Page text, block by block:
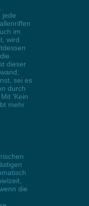
jede
im
wird
dieser
sei es
durch
'Kein
mehr
die